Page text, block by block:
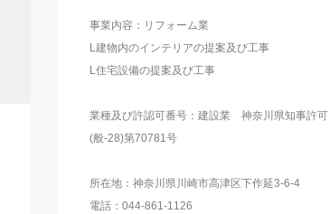
事業内容：リフォーム業
L建物内のインテリアの提案及び工事
L住宅設備の提案及び工事
業種及び許認可番号：建設業 神奈川県知事許可
(般-28)第70781号
所在地：神奈川県川崎市高津区下作延3-6-4
電話：044-861-1126